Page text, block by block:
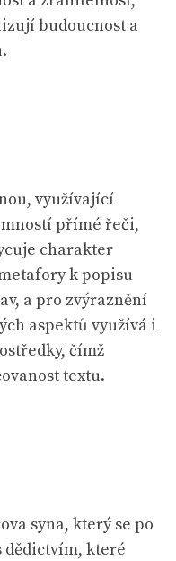
budoucnost a
využívající
přímé řeči,
charakter
k popisu
a pro zvýraznění
aspektů využívá i
čímž
textu.
syna, který se po
dědictvím, které